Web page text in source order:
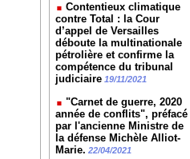
Contentieux climatique
contre Total : la Cour
d’appel de Versailles
déboute la multinationale
pétrolière et confirme la
compétence du tribunal
judiciaire 19/11/2021
"Carnet de guerre, 2020
année de conflits", préfacé
par l'ancienne Ministre de
la défense Michèle Alliot-
Marie. 22/04/2021